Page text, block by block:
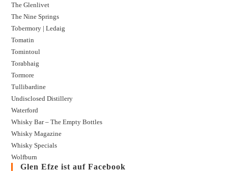
The Glenlivet
The Nine Springs
Tobermory | Ledaig
Tomatin
Tomintoul
Torabhaig
Tormore
Tullibardine
Undisclosed Distillery
Waterford
Whisky Bar – The Empty Bottles
Whisky Magazine
Whisky Specials
Wolfburn
Glen Efze ist auf Facebook